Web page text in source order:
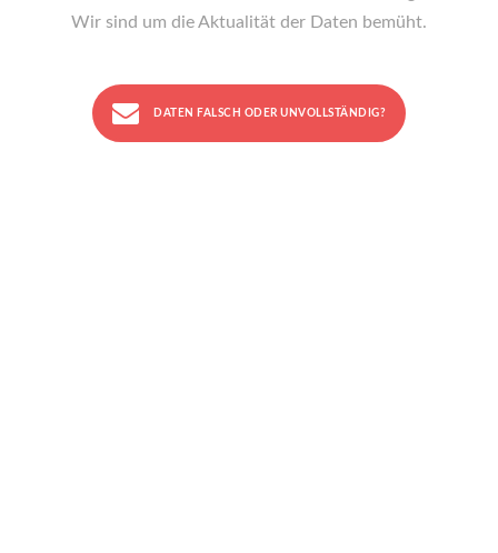
Wir sind um die Aktualität der Daten bemüht.
DATEN FALSCH ODER UNVOLLSTÄNDIG?